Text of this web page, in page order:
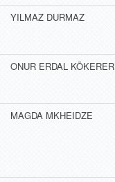
YILMAZ DURMAZ
ONUR ERDAL KÖKERER
MAGDA MKHEIDZE